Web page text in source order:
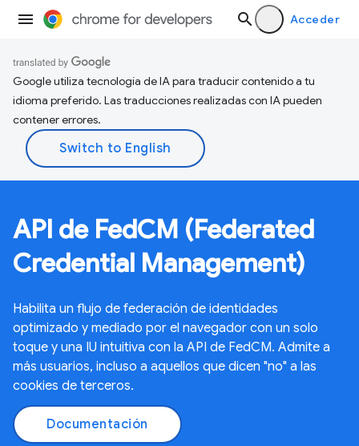
Acceder
Google utiliza tecnología de IA para traducir contenido a tu
idioma preferido. Las traducciones realizadas con IA pueden
contener errores.
API de FedCM (Federated
Credential Management)
Habilita un flujo de federación de identidades
optimizado y mediado por el navegador con un solo
toque y una IU intuitiva con la API de FedCM. Admite a
más usuarios, incluso a aquellos que dicen "no" a las
cookies de terceros.
Documentación